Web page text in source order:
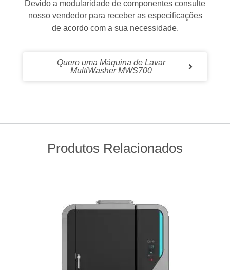
Devido a modularidade de componentes consulte
nosso vendedor para receber as especificações
de acordo com a sua necessidade.
Quero uma Máquina de Lavar
MultiWasher MWS700
Produtos Relacionados